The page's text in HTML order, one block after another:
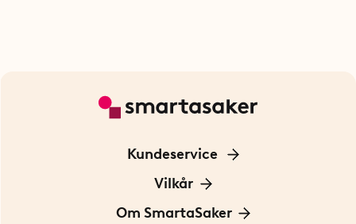
Kundeservice
Kontakt os
Vilkår
Information om cookies
Om SmartaSaker